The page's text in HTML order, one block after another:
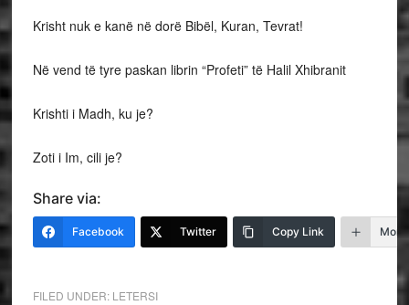
Krisht nuk e kanë në dorë Bibël, Kuran, Tevrat!
Në vend të tyre paskan librin “Profeti” të Halil Xhibranit
Krishti i Madh, ku je?
Zoti i Im, cili je?
Share via:
Facebook Twitter Copy Link More
FILED UNDER: LETERSI